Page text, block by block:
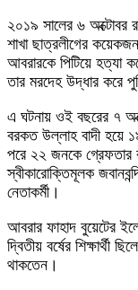
২০১৯ সালের ৬ অক্টোবর
শাখা ছাত্রলীগের
আবরারকে পিটিয়ে হত্যা
তার মরদেহ উদ্ধার করে
এ ঘটনায় ওই বছরের ৭
বরকত উল্লাহ বাদী হয়ে
পরে ২২ জনকে
স্বীকারোক্তিমূলক
নেতাকর্মী।
আবরার ফাহাদ বুয়েটের
দ্বিতীয় বর্ষের শিক্ষার্থী
থাকতেন।